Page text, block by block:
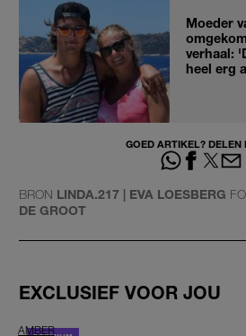
Moeder
verhaal:
heel erg
GOED ARTIKEL? DELEN
BRON LINDA.217 | EVA LOESBERG
DE GROOT
EXCLUSIEF VOOR JOU
AMBER